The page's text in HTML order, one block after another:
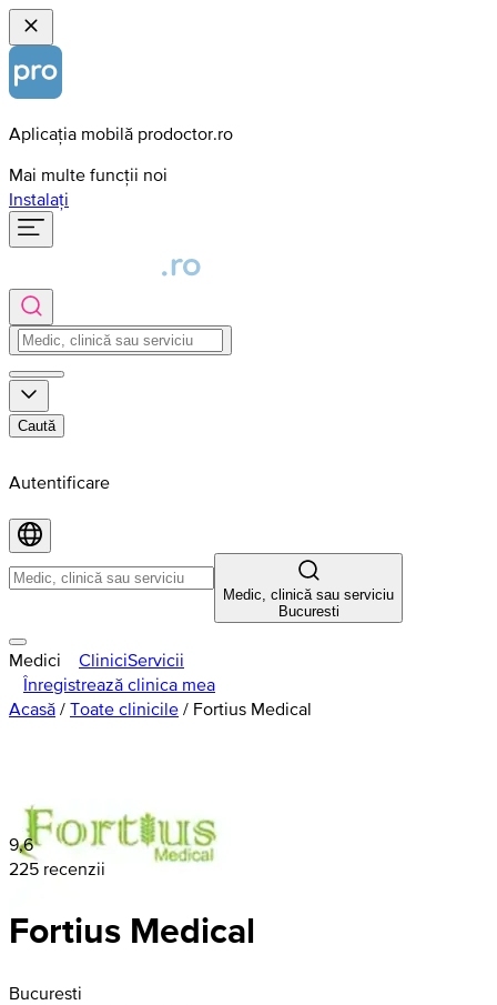
Aplicația mobilă prodoctor.ro
Mai multe funcții noi
Instalați
Caută
Autentificare
Medic, clinică sau serviciu
Bucuresti
Medici CliniciServicii
Înregistrează clinica mea
Acasă / Toate clinicile / Fortius Medical
9,6
225 recenzii
Fortius Medical
Bucuresti